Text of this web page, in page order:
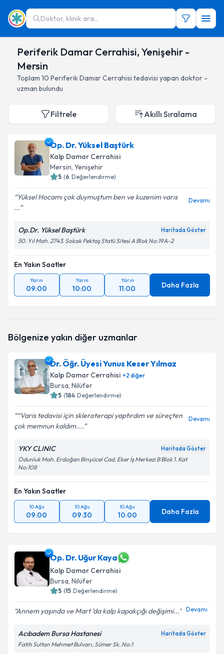
Doktor, klinik ara...
Periferik Damar Cerrahisi, Yenişehir -
Mersin
Toplam 10 Periferik Damar Cerrahisi tedavisi yapan doktor -
uzman bulundu
Filtrele Akıllı Sıralama
Op. Dr. Yüksel Baştürk
Kalp Damar Cerrahisi
Mersin, Yenişehir
5 (6 Değerlendirme)
Yüksel Hocamı çok duymuştum ben ve kuzenim varıs
...
Devamı
Op.Dr. Yüksel Baştürk Haritada Göster
50. Yıl Mah. 2743. Sokak Pektaş Statü Sitesi A Blok No:19A-2
En Yakın Saatler
Yarın
09:00
Yarın
10:00
Yarın
11:00 Daha Fazla
Bölgenize yakın diğer uzmanlar
Dr. Öğr. Üyesi Yunus Keser Yılmaz
Kalp Damar Cerrahisi +2 diğer
Bursa, Nilüfer
5 (184 Değerlendirme)
“Varis tedavisi için skleroterapi yaptırdım ve süreçten
çok memnun kaldım....
Devamı
YKY CLINIC Haritada Göster
Odunluk Mah. Erdoğan Binyücel Cad. Eker İş Merkezi B Blok 1. Kat
No:108
En Yakın Saatler
10 Ağu
09:00
10 Ağu
09:30
10 Ağu
10:00 Daha Fazla
Op. Dr. Uğur Kaya
Kalp Damar Cerrahisi
Bursa, Nilüfer
5 (15 Değerlendirme)
Annem yaşında ve Mart ’da kalp kapakçığı değişimi... Devamı
Acıbadem Bursa Hastanesi Haritada Göster
Fatih Sultan Mehmet Bulvarı, Sümer Sk. No:1